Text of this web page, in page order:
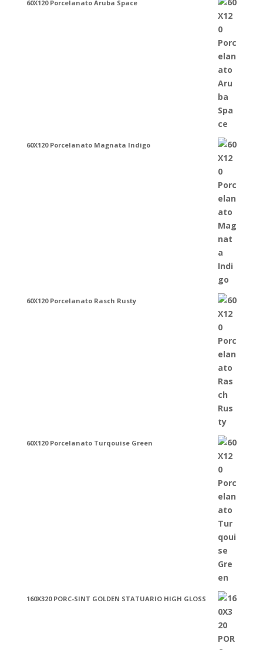
60X120 Porcelanato Aruba Space
60X120 Porcelanato Magnata Indigo
60X120 Porcelanato Rasch Rusty
60X120 Porcelanato Turqouise Green
160X320 PORC-SINT GOLDEN STATUARIO HIGH GLOSS